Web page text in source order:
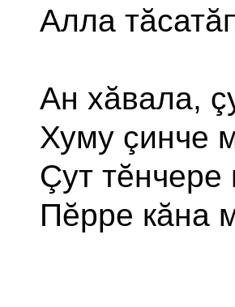
Алла
Ан хăвала,
Хуму çинче
Çут
Пĕрре кăна